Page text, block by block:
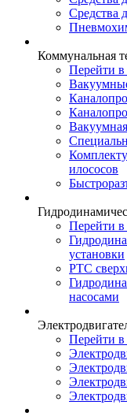
Средства
Коммунальная
Перейти в
илососов
Перейти в
установки
РТС
насосами
Перейти в